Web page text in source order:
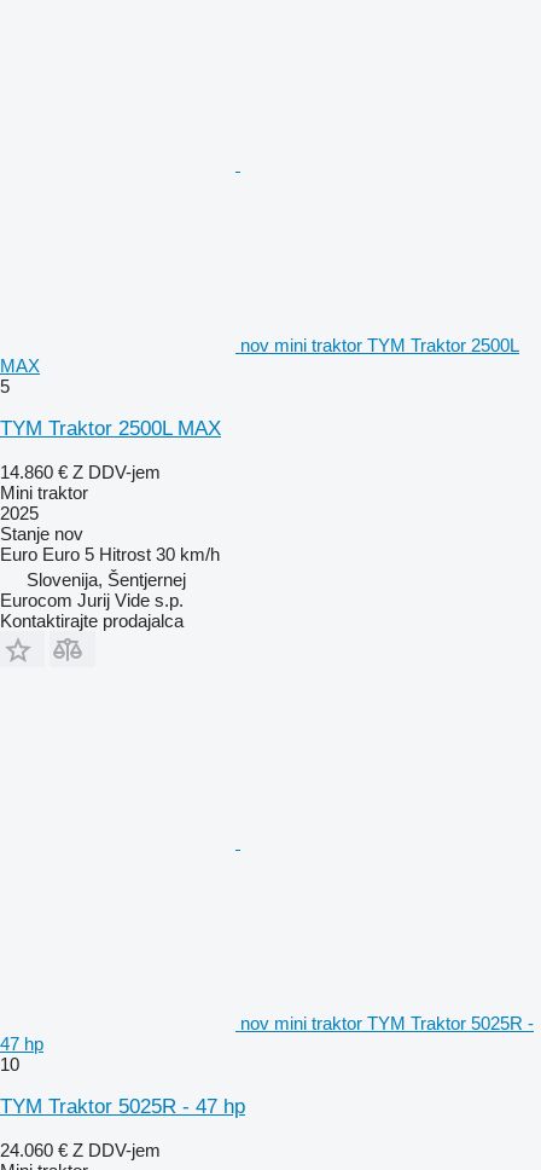
nov mini traktor TYM Traktor 2500L
MAX
5
TYM Traktor 2500L MAX
14.860 € Z DDV-jem
Mini traktor
2025
Stanje nov
Euro Euro 5 Hitrost 30 km/h
Slovenija, Šentjernej
Eurocom Jurij Vide s.p.
Kontaktirajte prodajalca
nov mini traktor TYM Traktor 5025R -
47 hp
10
TYM Traktor 5025R - 47 hp
24.060 € Z DDV-jem